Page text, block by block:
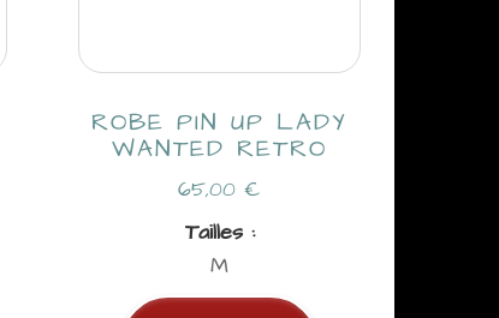
ROBE PIN UP LADY
WANTED RETRO
65,00€
Tailles :
M